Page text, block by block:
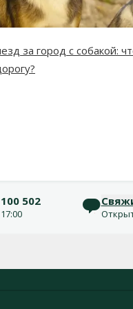
за город с собакой:
502